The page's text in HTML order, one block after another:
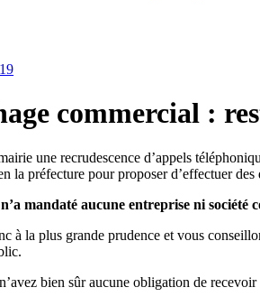
commercial :
une recrudescence d’appels
la préfecture pour proposer d’effectuer
mandaté aucune entreprise ni
à la plus grande prudence et vous
bien sûr aucune obligation de